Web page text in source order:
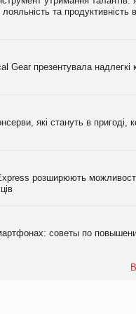
та продуктивність
Gear презентувала надлегкі
які стануть в пригоді,
розширюють
советы по